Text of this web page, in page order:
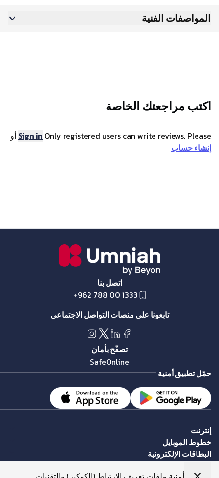
المواصفات الفنية
اكتب مراجعتك الخاصة
Only registered users can write reviews. Please
Sign in أو
إنشاء حساب
اتصل بنا
+962 788 00 1333
تابعونا على منصات التواصل الاجتماعي
تصفّح بأمان
SafeOnline
حمّل تطبيق أمنية
إنترنت
خطوط الموبايل
البطاقات الإلكترونية